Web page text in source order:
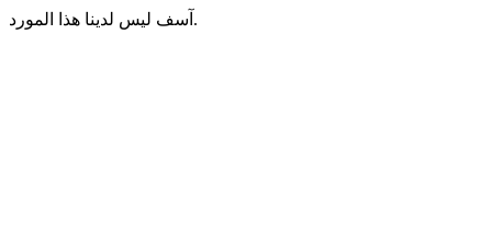
آسف ليس لدينا هذا المورد.